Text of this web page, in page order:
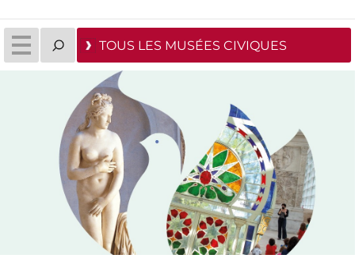
TOUS LES MUSÉES CIVIQUES